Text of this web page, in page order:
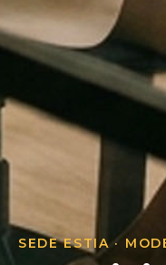
SEDE ESTIA ·